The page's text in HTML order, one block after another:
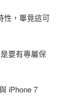
性，畢竟這可
要有專屬保
iPhone 7